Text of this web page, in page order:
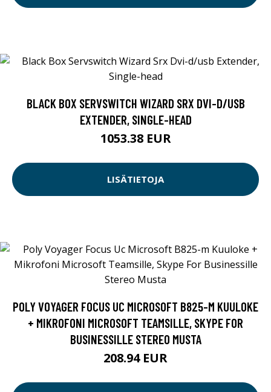
BLACK BOX SERVSWITCH WIZARD SRX DVI-D/USB
EXTENDER, SINGLE-HEAD
1053.38 EUR
LISÄTIETOJA
POLY VOYAGER FOCUS UC MICROSOFT B825-M KUULOKE
+ MIKROFONI MICROSOFT TEAMSILLE, SKYPE FOR
BUSINESSILLE STEREO MUSTA
208.94 EUR